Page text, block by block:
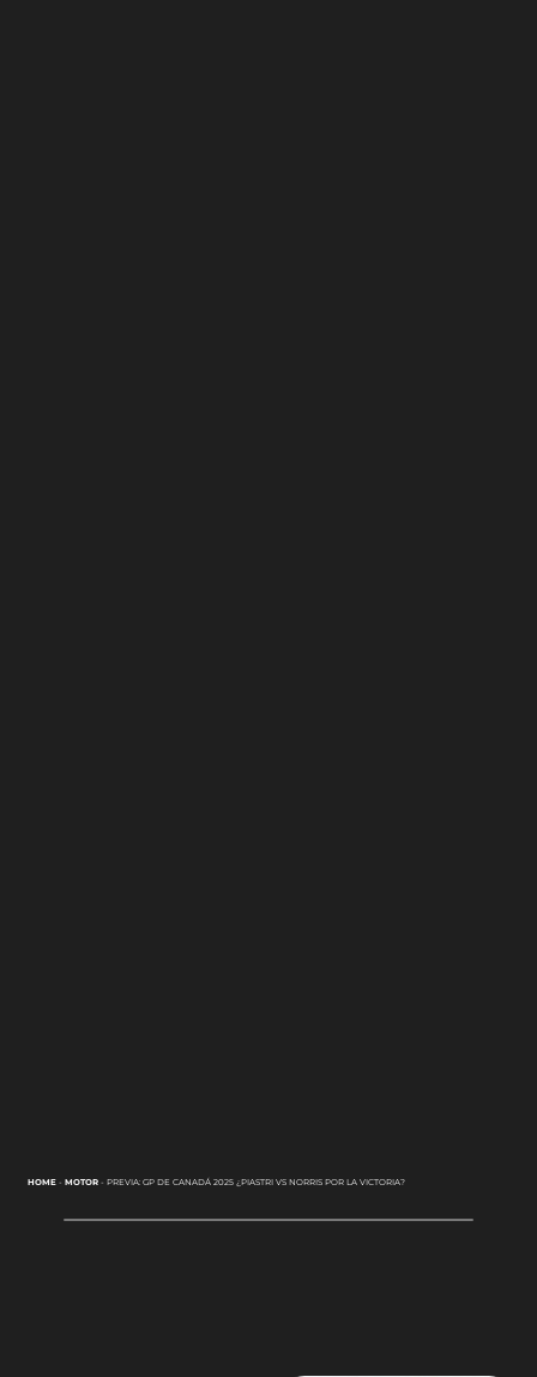
HOME- MOTOR- PREVIA: GP DE CANADÁ 2025 ¿PIASTRI VS NORRIS POR LA VICTORIA?